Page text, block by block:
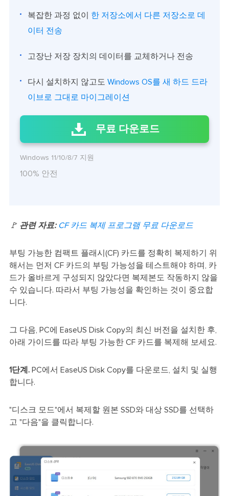
복잡한 과정 없이 한 저장소에서 다른 저장소로 데
이터 전송
고장난 저장 장치의 데이터를 교체하거나 전송
다시 설치하지 않고도 Windows OS를 새 하드 드라
이브로 그대로 마이그레이션
무료 다운로드
Windows 11/10/8/7 지원
100% 안전
🚩 관련 자료: CF 카드 복제 프로그램 무료 다운로드
부팅 가능한 컴팩트 플래시(CF) 카드를 정확히 복제하기 위
해서는 먼저 CF 카드의 부팅 가능성을 테스트해야 하며, 카
드가 올바르게 구성되지 않았다면 복제본도 작동하지 않을
수 있습니다. 따라서 부팅 가능성을 확인하는 것이 중요합
니다.
그 다음, PC에 EaseUS Disk Copy의 최신 버전을 설치한 후,
아래 가이드를 따라 부팅 가능한 CF 카드를 복제해 보세요.
1단계. PC에서 EaseUS Disk Copy를 다운로드, 설치 및 실행
합니다.
"디스크 모드"에서 복제할 원본 SSD와 대상 SSD를 선택하
고 "다음"을 클릭합니다.